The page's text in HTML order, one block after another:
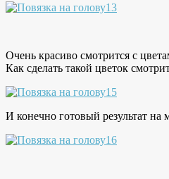
Очень красиво смотрится с
Как сделать такой цветок
И конечно готовый результат